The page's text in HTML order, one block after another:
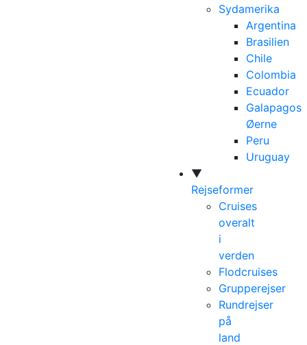
Sydamerika
Argentina
Brasilien
Chile
Colombia
Ecuador
Galapagos
Øerne
Peru
Uruguay
▼
Rejseformer
Cruises
overalt
i
verden
Flodcruises
Grupperejser
Rundrejser
på
land